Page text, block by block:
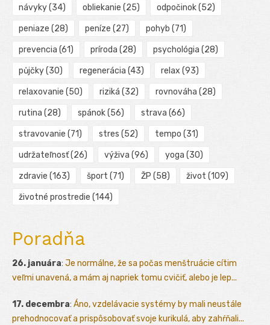
návyky(34) obliekanie (25) odpočinok(52)
peniaze (28) peníze (27) pohyb (71)
prevencia (61) príroda (28) psychológia (28)
půjčky(30) regenerácia (43) relax (93)
relaxovanie (50) riziká (32) rovnováha (28)
rutina (28) spánok(56) strava (66)
stravovanie (71) stres (52) tempo (31)
udržateľnosť(26) výživa (96) yoga (30)
zdravie (163) šport (71) ŽP (58) život (109)
životné prostredie (144)
Poradňa
26. januára: Je normálne, že sa počas menštruácie cítim
veľmi unavená, a mám aj napriek tomu cvičiť, alebo je lep...
17. decembra: Áno, vzdelávacie systémy by mali neustále
prehodnocovať a prispôsobovať svoje kurikulá, aby zahŕňali...